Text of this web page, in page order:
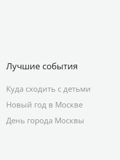
Лучшие события
Куда сходить с детьми
Новый год в Москве
День города Москвы